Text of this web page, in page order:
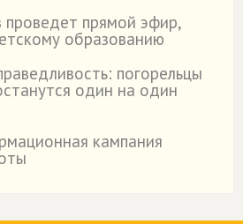
проведет прямой эфир,
образованию
погорельцы
один на один
кампания